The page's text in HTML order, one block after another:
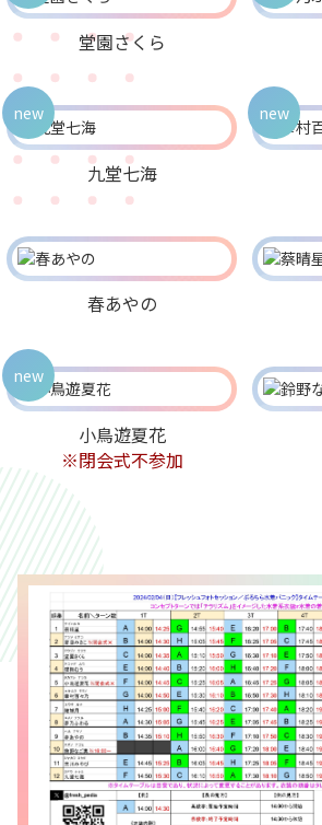
堂園さくら
九堂七海
new new
春あやの
小鳥遊夏花
※閉会式不参加
new